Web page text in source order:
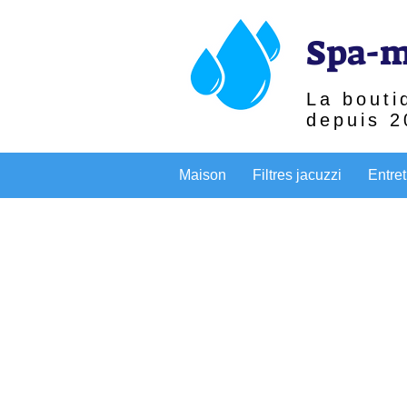
Spa-
La
depuis
Maison Filtres jacuzzi